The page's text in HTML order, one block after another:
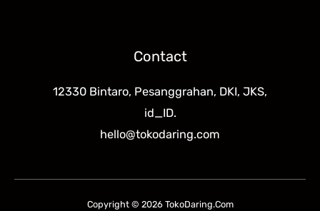
Contact
12330 Bintaro, Pesanggrahan, DKI, JKS,
id_ID.
hello@tokodaring.com
Copyright © 2026 TokoDaring.Com